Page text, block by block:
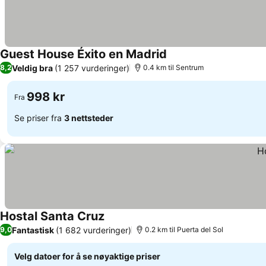
Guest House Éxito en Madrid
8,2Veldig bra (1 257 vurderinger) 0.4 km til Sentrum
Fra 998 kr
Se priser fra 3 nettsteder
Hostal Santa CruzSe priser
9,0Fantastisk (1 682 vurderinger) 0.2 km til Puerta del Sol
Velg datoer for å se nøyaktige priser